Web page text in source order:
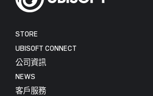
STORE
UBISOFT CONNECT
公司資訊
NEWS
客戶服務